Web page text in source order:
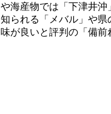
や海産物では「下津井
知られる「メバル」や
味が良いと評判の「備